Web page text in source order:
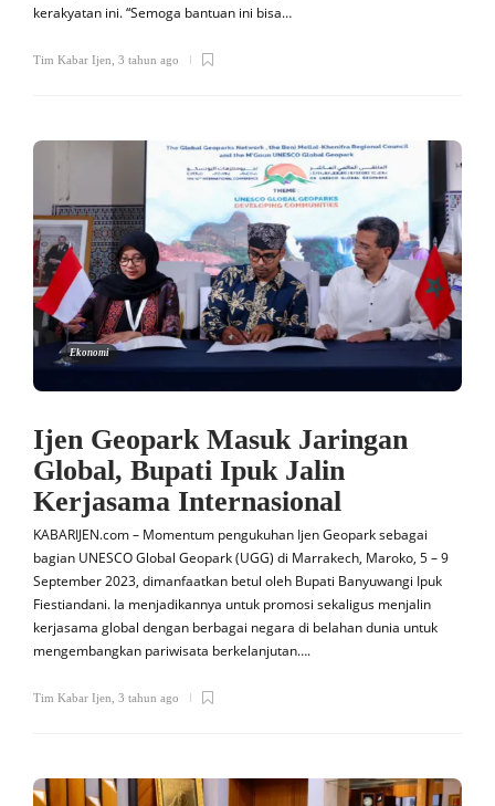
kerakyatan ini. “Semoga bantuan ini bisa…
Tim Kabar Ijen 3 tahun ago
Ekonomi
Ijen Geopark Masuk Jaringan
Global, Bupati Ipuk Jalin
Kerjasama Internasional
KABARIJEN.com – Momentum pengukuhan Ijen Geopark sebagai
bagian UNESCO Global Geopark (UGG) di Marrakech, Maroko, 5 – 9
September 2023, dimanfaatkan betul oleh Bupati Banyuwangi Ipuk
Fiestiandani. Ia menjadikannya untuk promosi sekaligus menjalin
kerjasama global dengan berbagai negara di belahan dunia untuk
mengembangkan pariwisata berkelanjutan….
Tim Kabar Ijen, 3 tahun ago